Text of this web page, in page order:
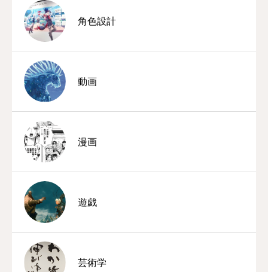
角色設計
動画
漫画
遊戯
芸術学